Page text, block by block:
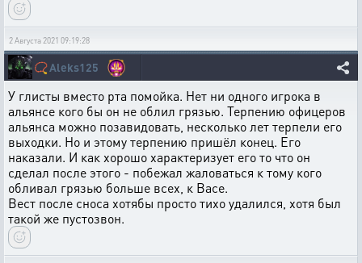
2 Августа 2021 09:19:28
📿Aleks125
У глисты вместо рта помойка. Нет ни одного игрока в
альянсе кого бы он не облил грязью. Терпению офицеров
альянса можно позавидовать, несколько лет терпели его
выходки. Но и этому терпению пришёл конец. Его
наказали. И как хорошо характеризует его то что он
сделал после этого - побежал жаловаться к тому кого
обливал грязью больше всех, к Васе.
Вест после сноса хотябы просто тихо удалился, хотя был
такой же пустозвон.